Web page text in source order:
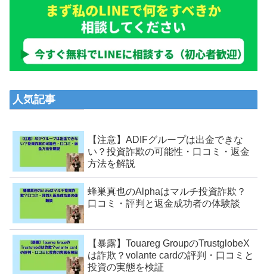
人気記事
【注意】ADIFグループは出金できな
い？投資詐欺の可能性・口コミ・返金
方法を解説
蜂巣真也のAlphaはマルチ投資詐欺？
口コミ・評判と返金成功者の体験談
【暴露】Touareg GroupのTrustglobeX
は詐欺？volante cardの評判・口コミと
投資の実態を検証